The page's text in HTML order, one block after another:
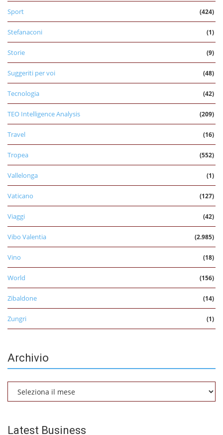
Sport (424)
Stefanaconi (1)
Storie (9)
Suggeriti per voi (48)
Tecnologia (42)
TEO Intelligence Analysis (209)
Travel (16)
Tropea (552)
Vallelonga (1)
Vaticano (127)
Viaggi (42)
Vibo Valentia (2.985)
Vino (18)
World (156)
Zibaldone (14)
Zungri (1)
Archivio
Latest Business